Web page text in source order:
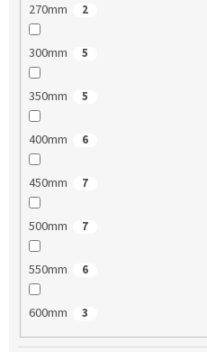
270mm 2
300mm 5
350mm 5
400mm 6
450mm 7
500mm 7
550mm 6
600mm 3